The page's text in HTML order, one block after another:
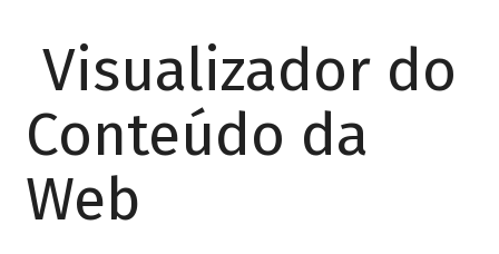
Visualizador do
Conteúdo da
Web